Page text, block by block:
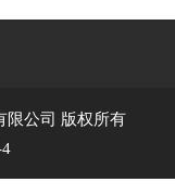
限公司 版权所有